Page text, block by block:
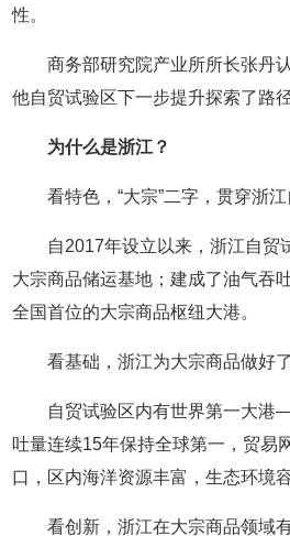
性。
商务部研究院产业所所长张丹
他自贸试验区下一步提升探索了路
为什么是浙江？
看特色，“大宗”二字，贯穿浙
自2017年设立以来，浙江自贸
大宗商品储运基地；建成了油气吞
全国首位的大宗商品枢纽大港。
看基础，浙江为大宗商品做好
自贸试验区内有世界第一大
吐量连续15年保持全球第一，贸易
口，区内海洋资源丰富，生态环境
看创新，浙江在大宗商品领域